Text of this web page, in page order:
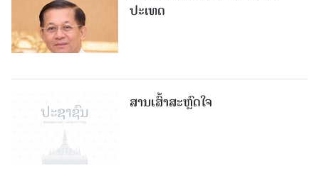
ປະເທດ
ສານເສົ້າສະຫຼົດໃຈ